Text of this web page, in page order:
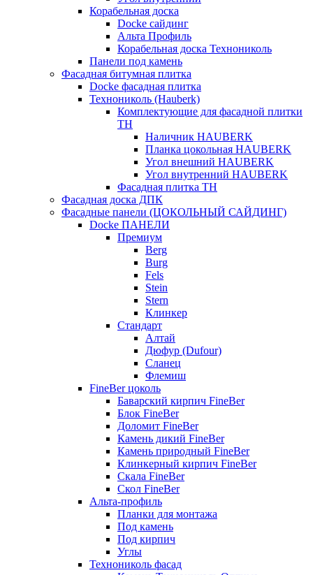
Корабельная доска
Docke сайдинг
Альта Профиль
Корабельная доска Технониколь
Панели под камень
Фасадная битумная плитка
Docke фасадная плитка
Технониколь (Hauberk)
Комплектующие для фасадной плитки
ТН
Наличник HAUBERK
Планка цокольная HAUBERK
Угол внешний HAUBERK
Угол внутренний HAUBERK
Фасадная плитка ТН
Фасадная доска ДПК
Фасадные панели (ЦОКОЛЬНЫЙ САЙДИНГ)
Docke ПАНЕЛИ
Премиум
Berg
Burg
Fels
Stein
Stern
Клинкер
Стандарт
Алтай
Дюфур (Dufour)
Сланец
Флемиш
FineBer цоколь
Баварский кирпич FineBer
Блок FineBer
Доломит FineBer
Камень дикий FineBer
Камень природный FineBer
Клинкерный кирпич FineBer
Скала FineBer
Скол FineBer
Альта-профиль
Планки для монтажа
Под камень
Под кирпич
Углы
Технониколь фасад